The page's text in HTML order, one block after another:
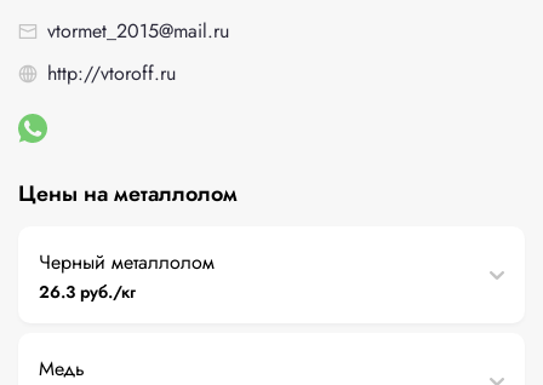
vtormet_2015@mail.ru
http://vtoroff.ru
Цены на металлолом
Черный металлолом
26.3 руб./кг
Медь